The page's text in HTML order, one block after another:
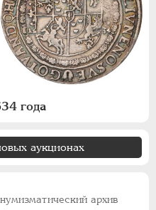
года
аукционах
архив